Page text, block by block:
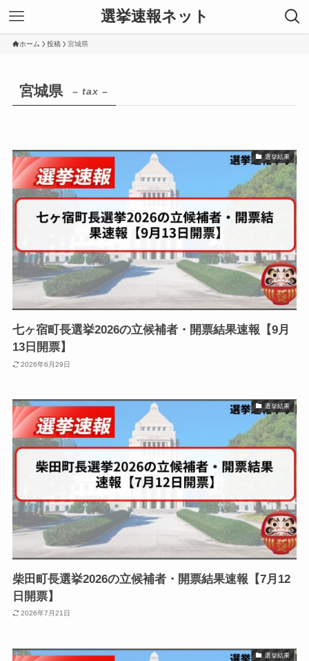
選挙速報ネット
ホーム 投稿 宮城県
宮城県 – tax –
選挙結果
七ヶ宿町長選挙2026の立候補者・開票結果速報【9月
13日開票】
2026年6月29日
選挙結果
柴田町長選挙2026の立候補者・開票結果速報【7月12
日開票】
2026年7月21日
選挙結果